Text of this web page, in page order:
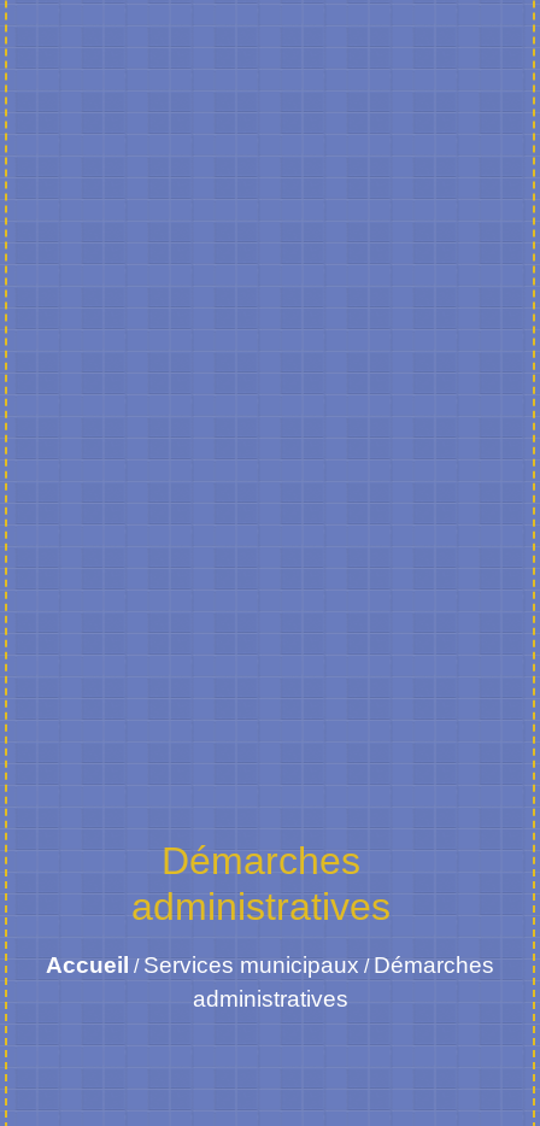
Démarches
administratives
Accueil / Services municipaux / Démarches
administratives